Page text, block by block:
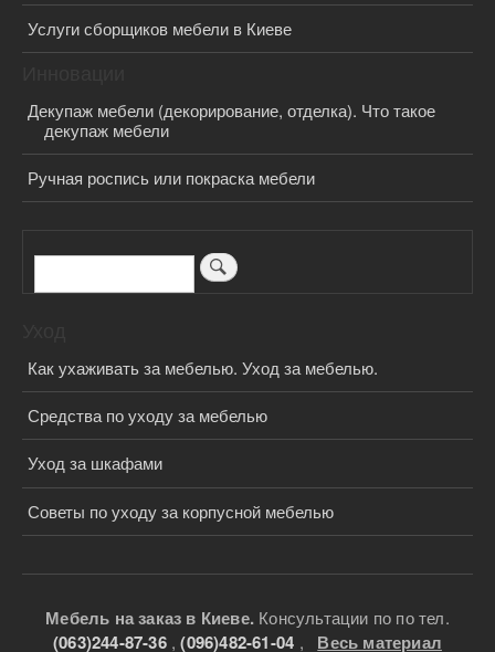
Услуги сборщиков мебели в Киеве
Декупаж мебели (декорирование, отделка). Что такое
декупаж мебели
Ручная роспись или покраска мебели
Поиск
Как ухаживать за мебелью. Уход за мебелью.
Средства по уходу за мебелью
Уход за шкафами
Советы по уходу за корпусной мебелью
Мебель на заказ в Киеве. Консультации по по тел.
(063)244-87-36 ,(096)482-61-04 , Весь материал